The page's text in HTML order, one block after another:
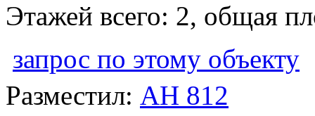
Этажей всего: 2, общая
запрос по этому объекту
Разместил: АН 812